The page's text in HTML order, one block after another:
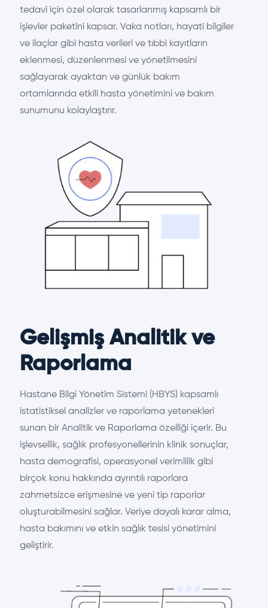
tedavi için özel olarak tasarlanmış kapsamlı bir
işlevler paketini kapsar. Vaka notları, hayati bilgiler
ve ilaçlar gibi hasta verileri ve tıbbi kayıtların
eklenmesi, düzenlenmesi ve yönetilmesini
sağlayarak ayaktan ve günlük bakım
ortamlarında etkili hasta yönetimini ve bakım
sunumunu kolaylaştırır.
Gelişmiş Analitik ve
Raporlama
Hastane Bilgi Yönetim Sistemi (HBYS) kapsamlı
istatistiksel analizler ve raporlama yetenekleri
sunan bir Analitik ve Raporlama özelliği içerir. Bu
işlevsellik, sağlık profesyonellerinin klinik sonuçlar,
hasta demografisi, operasyonel verimlilik gibi
birçok konu hakkında ayrıntılı raporlara
zahmetsizce erişmesine ve yeni tip raporlar
oluşturabilmesini sağlar. Veriye dayalı karar alma,
hasta bakımını ve etkin sağlık tesisi yönetimini
geliştirir.